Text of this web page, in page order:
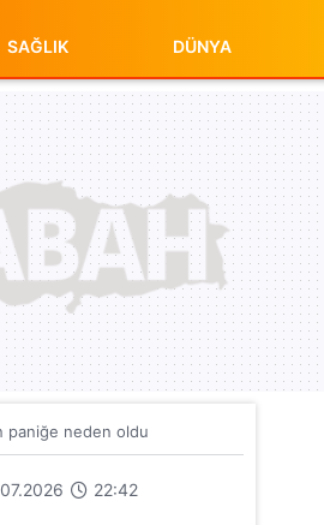
SAĞLIK DÜNYA
paniğe neden oldu
22:42